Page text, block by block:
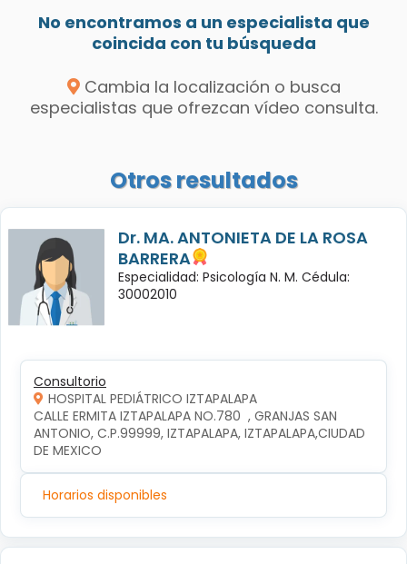
No encontramos a un especialista que
coincida con tu búsqueda
Cambia la localización o busca
especialistas que ofrezcan vídeo consulta.
Otros resultados
Dr. MA. ANTONIETA DE LA ROSA
BARRERA
Especialidad: Psicología N. M. Cédula:
30002010
Consultorio
HOSPITAL PEDIÁTRICO IZTAPALAPA
CALLE ERMITA IZTAPALAPA NO.780  , GRANJAS SAN
ANTONIO, C.P.99999, IZTAPALAPA, IZTAPALAPA,CIUDAD
DE MEXICO
Horarios disponibles